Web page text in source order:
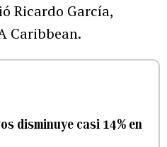
Ricardo García,
Caribbean.
disminuye casi 14% en